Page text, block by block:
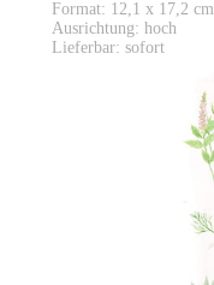
Format: 12,1 x 17,2 cm
Ausrichtung: hoch
Lieferbar: sofort